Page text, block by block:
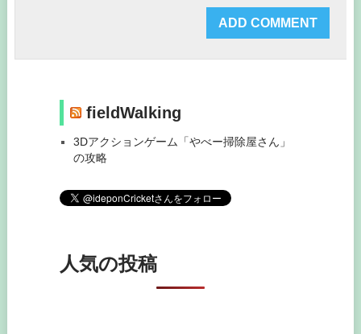
fieldWalking
3Dアクションゲーム「やべー掃除屋さん」
の攻略
人気の投稿